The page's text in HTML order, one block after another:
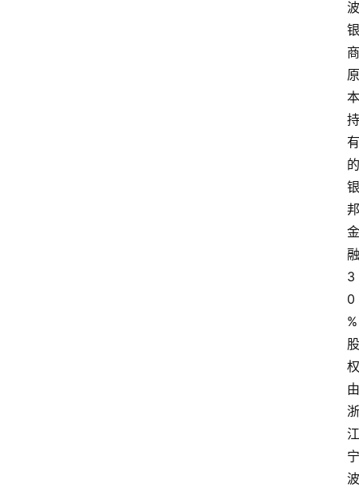
波
银
商
原
本
持
有
的
银
邦
金
融
3
0
%
股
权
由
浙
江
宁
波